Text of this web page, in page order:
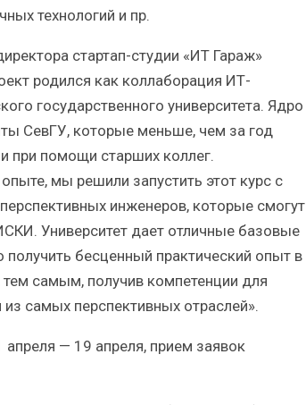
технологий и пр.
стартап-студии «ИТ Гараж»
родился как коллаборация ИТ-
государственного университета. Ядро
СевГУ, которые меньше, чем за год
при помощи старших коллег.
мы решили запустить этот курс с
инженеров, которые смогут
Университет дает отличные базовые
получить бесценный практический опыт в
самым, получив компетенции для
самых перспективных отраслей».
— 19 апреля, прием заявок